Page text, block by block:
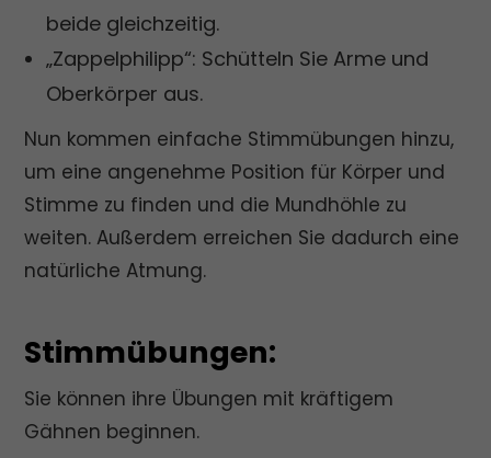
beide gleichzeitig.
„Zappelphilipp“: Schütteln Sie Arme und
Oberkörper aus.
Nun kommen einfache Stimmübungen hinzu,
um eine angenehme Position für Körper und
Stimme zu finden und die Mundhöhle zu
weiten. Außerdem erreichen Sie dadurch eine
natürliche Atmung.
Stimmübungen:
Sie können ihre Übungen mit kräftigem
Gähnen beginnen.